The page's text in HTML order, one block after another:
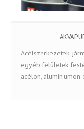
Acélszerkezetek,
egyéb felületek
acélon,